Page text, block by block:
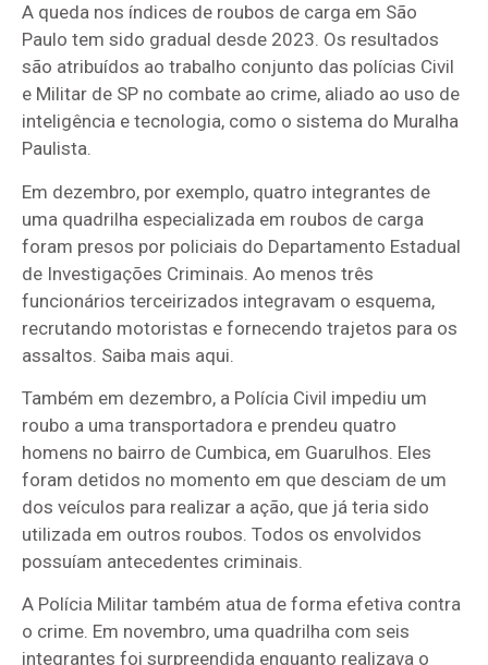
A queda nos índices de roubos de carga em São
Paulo tem sido gradual desde 2023. Os resultados
são atribuídos ao trabalho conjunto das polícias Civil
e Militar de SP no combate ao crime, aliado ao uso de
inteligência e tecnologia, como o sistema do Muralha
Paulista.
Em dezembro, por exemplo, quatro integrantes de
uma quadrilha especializada em roubos de carga
foram presos por policiais do Departamento Estadual
de Investigações Criminais. Ao menos três
funcionários terceirizados integravam o esquema,
recrutando motoristas e fornecendo trajetos para os
assaltos. Saiba mais aqui.
Também em dezembro, a Polícia Civil impediu um
roubo a uma transportadora e prendeu quatro
homens no bairro de Cumbica, em Guarulhos. Eles
foram detidos no momento em que desciam de um
dos veículos para realizar a ação, que já teria sido
utilizada em outros roubos. Todos os envolvidos
possuíam antecedentes criminais.
A Polícia Militar também atua de forma efetiva contra
o crime. Em novembro, uma quadrilha com seis
integrantes foi surpreendida enquanto realizava o